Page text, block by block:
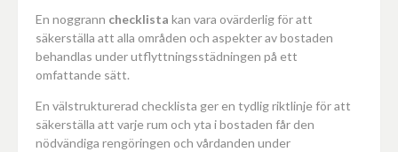
En noggrann checklista kan vara ovärderlig för att
säkerställa att alla områden och aspekter av bostaden
behandlas under utflyttningsstädningen på ett
omfattande sätt.
En välstrukturerad checklista ger en tydlig riktlinje för att
säkerställa att varje rum och yta i bostaden får den
nödvändiga rengöringen och vårdanden under